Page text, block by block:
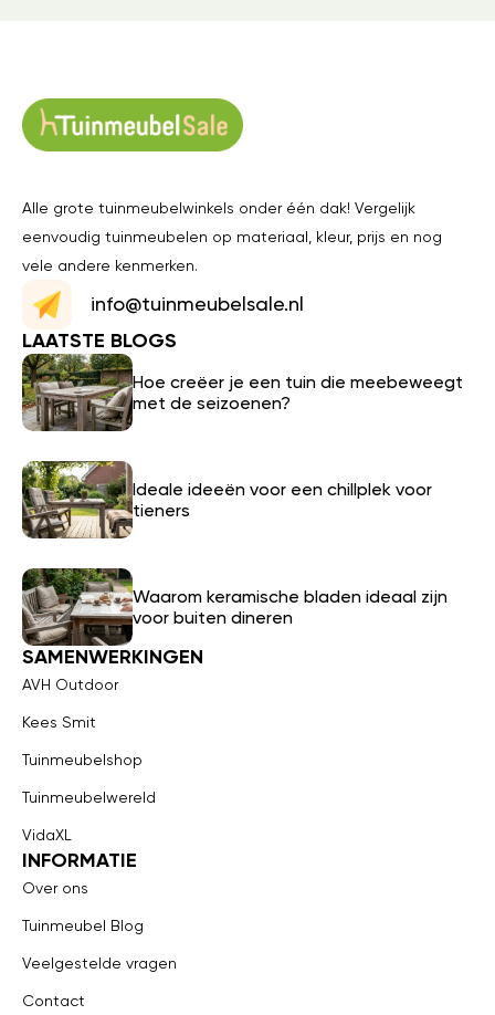
Alle grote tuinmeubelwinkels onder één dak! Vergelijk
eenvoudig tuinmeubelen op materiaal, kleur, prijs en nog
vele andere kenmerken.
info@tuinmeubelsale.nl
LAATSTE BLOGS
Hoe creëer je een tuin die meebeweegt
met de seizoenen?
Ideale ideeën voor een chillplek voor
tieners
Waarom keramische bladen ideaal zijn
voor buiten dineren
SAMENWERKINGEN
AVH Outdoor
Kees Smit
Tuinmeubelshop
Tuinmeubelwereld
VidaXL
INFORMATIE
Over ons
Tuinmeubel Blog
Veelgestelde vragen
Contact